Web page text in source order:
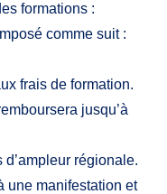
formations :
comme suit :
frais de formation.
jusqu’à
d’ampleur régionale.
une manifestation et